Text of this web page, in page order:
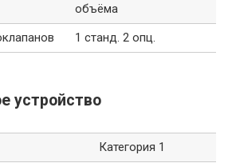
объёма
1 станд. 2 опц.
устройство
Категория 1